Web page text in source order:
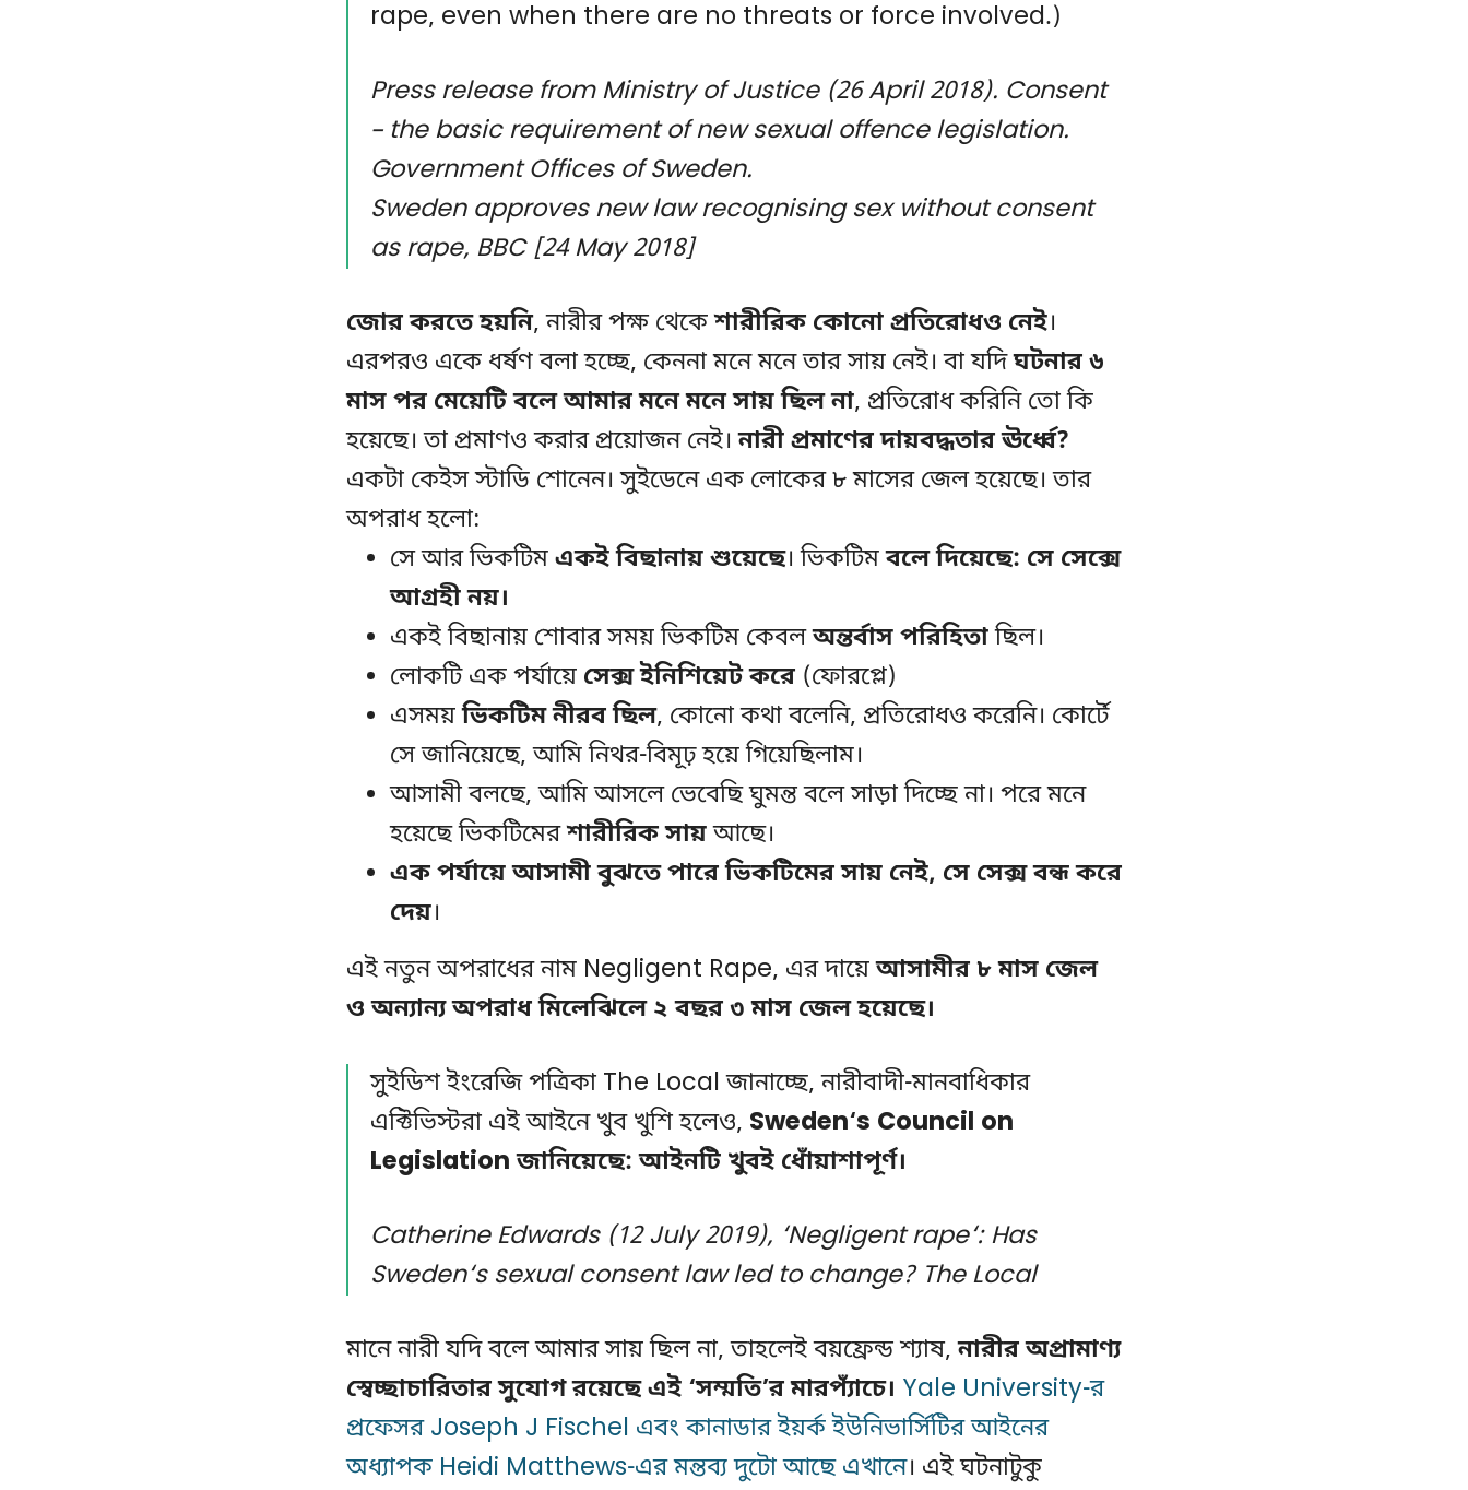
rape, even when there are no threats or force involved.)
Press release from Ministry of Justice (26 April 2018). Consent
– the basic requirement of new sexual offence legislation.
Government Offices of Sweden.
Sweden approves new law recognising sex without consent
as rape, BBC [24 May 2018]
জোর করতে হয়নি, নারীর পক্ষ থেকেশারীরিক কোনো প্রতিরোধও নেই।
এরপরও একে ধর্ষণ বলা হচ্ছে, কেননা মনে মনে তার সায় নেই। বা যদিঘটনার ৬
মাস পর মেয়েটি বলে আমার মনে মনে সায় ছিল না, প্রতিরোধ করিনি তো কি
হয়েছে। তা প্রমাণও করার প্রয়োজন নেই।নারী প্রমাণের দায়বদ্ধতার ঊর্ধ্বে?
একটা কেইস স্টাডি শোনেন। সুইডেনে এক লোকের ৮ মাসের জেল হয়েছে। তার
অপরাধ হলো:
সে আর ভিকটিম একই বিছানায় শুয়েছে। ভিকটিমবলে দিয়েছে: সে সেক্সে
আগ্রহী নয়।
একই বিছানায় শোবার সময় ভিকটিম কেবলঅন্তর্বাস পরিহিতাছিল।
লোকটি এক পর্যায়ে সেক্স ইনিশিয়েট করে (ফোরপ্লে)
এসময়ভিকটিম নীরব ছিল, কোনো কথা বলেনি, প্রতিরোধও করেনি। কোর্টে
সে জানিয়েছে, আমি নিথর-বিমূঢ় হয়ে গিয়েছিলাম।
আসামী বলছে, আমি আসলে ভেবেছি ঘুমন্ত বলে সাড়া দিচ্ছে না। পরে মনে
হয়েছে ভিকটিমেরশারীরিক সায়আছে।
এক পর্যায়ে আসামী বুঝতে পারে ভিকটিমের সায় নেই, সে সেক্স বন্ধ করে
দেয়।
এই নতুন অপরাধের নাম Negligent Rape, এর দায়েআসামীর ৮ মাস জেল
ও অন্যান্য অপরাধ মিলেঝিলে ২ বছর ৩ মাস জেল হয়েছে।
সুইডিশ ইংরেজি পত্রিকা The Local জানাচ্ছে, নারীবাদী-মানবাধিকার
এক্টিভিস্টরা এই আইনে খুব খুশি হলেও, Sweden‘s Council on
Legislation জানিয়েছে:আইনটি খুবই ধোঁয়াশাপূর্ণ।
Catherine Edwards (12 July 2019), ‘Negligent rape‘: Has
Sweden‘s sexual consent law led to change? The Local
মানে নারী যদি বলে আমার সায় ছিল না, তাহলেই বয়ফ্রেন্ড শ্যাষ,নারীর অপ্রামাণ্য
স্বেচ্ছাচারিতার সুযোগ রয়েছে এই ‘সম্মতি’র মারপ্যাঁচে। Yale University-র
প্রফেসর Joseph J Fischel এবং কানাডার ইয়র্ক ইউনিভার্সিটির আইনের
অধ্যাপক Heidi Matthews-এর মন্তব্য দুটো আছে এখানে। এই ঘটনাটুকু